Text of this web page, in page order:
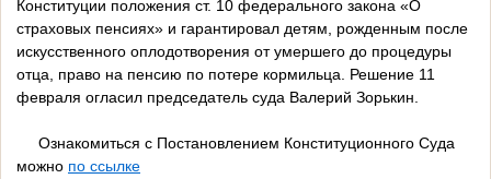
Конституции положения ст. 10 федерального закона «О
страховых пенсиях» и гарантировал детям, рожденным после
искусственного оплодотворения от умершего до процедуры
отца, право на пенсию по потере кормильца. Решение 11
февраля огласил председатель суда Валерий Зорькин.
Ознакомиться с Постановлением Конституционного Суда
можно по ссылке